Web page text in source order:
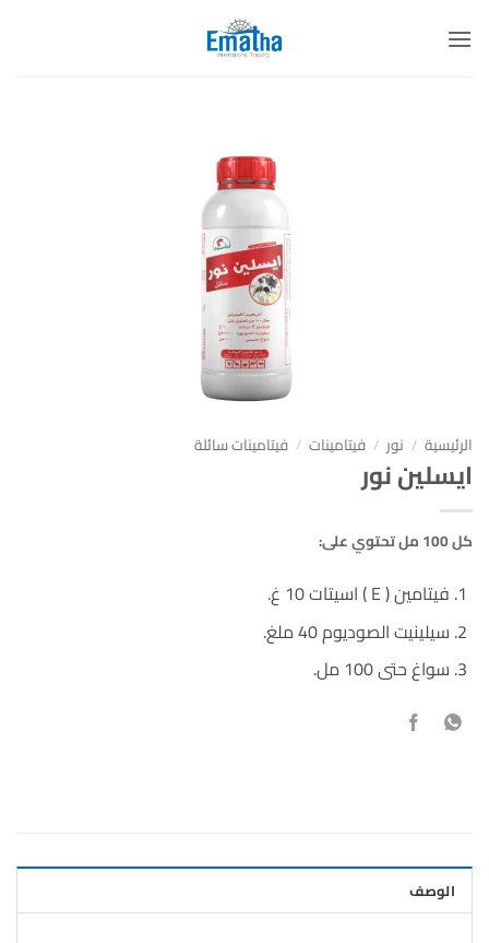
للمحتوى
الرئيسية / نور / فيتامينات / فيتامينات سائلة
ايسلين نور
كل 100 مل تحتوي على:
فيتامين ( E ) اسيتات 10 غ.
سيلينيت الصوديوم 40 ملغ.
سواغ حتى 100 مل.
الوصف